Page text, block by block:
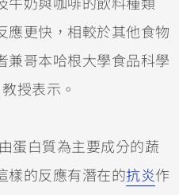
牛奶與咖啡的飲料種類
應更快，相較於其他食物
兼哥本哈根大學食品科學
授表示。
蛋白質為主要成分的蔬
樣的反應有潛在的抗炎作